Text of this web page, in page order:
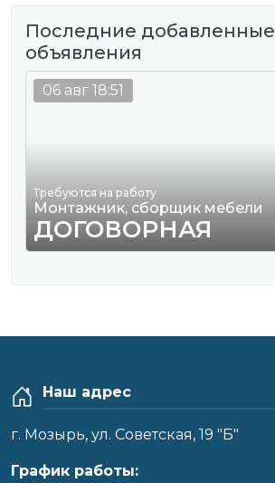
Последние добавленные
объявления
Требуются на работу
Монтажник, сборщик мебели
ДОГОВОРНАЯ
06 авг 18:51
Наш адрес
г. Мозырь, ул. Советская, 19 "Б"
График работы: